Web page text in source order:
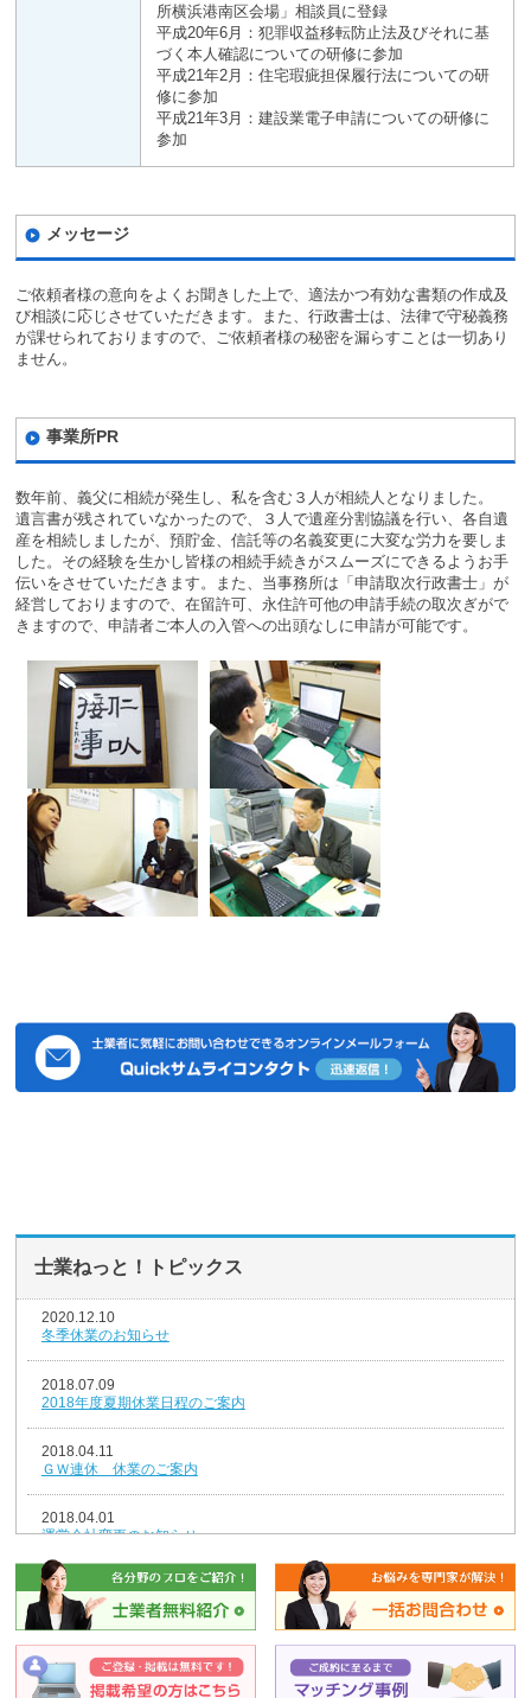
所横浜港南区会場」相談員に登録
平成20年6月：犯罪収益移転防止法及びそれに基
づく本人確認についての研修に参加
平成21年2月：住宅瑕疵担保履行法についての研
修に参加
平成21年3月：建設業電子申請についての研修に
参加
メッセージ
ご依頼者様の意向をよくお聞きした上で、適法かつ有効な書類の作成及
び相談に応じさせていただきます。また、行政書士は、法律で守秘義務
が課せられておりますので、ご依頼者様の秘密を漏らすことは一切あり
ません。
事業所PR
数年前、義父に相続が発生し、私を含む３人が相続人となりました。
遺言書が残されていなかったので、３人で遺産分割協議を行い、各自遺
産を相続しましたが、預貯金、信託等の名義変更に大変な労力を要しま
した。その経験を生かし皆様の相続手続きがスムーズにできるようお手
伝いをさせていただきます。また、当事務所は「申請取次行政書士」が
経営しておりますので、在留許可、永住許可他の申請手続の取次ぎがで
きますので、申請者ご本人の入管への出頭なしに申請が可能です。
士業ねっと！トピックス
2020.12.10
冬季休業のお知らせ
2018.07.09
2018年度夏期休業日程のご案内
2018.04.11
ＧＷ連休 休業のご案内
2018.04.01
運営会社変更のお知らせ
2018.01.04
新年のごあいさつ
2017.12.26
年末年始休業のお知らせ